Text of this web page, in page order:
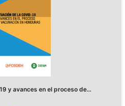
y avances en el proceso de...